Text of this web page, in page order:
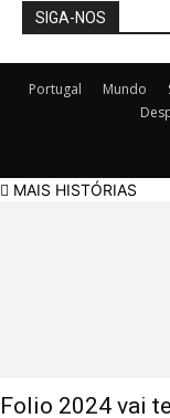
SIGA-NOS
Portugal Mundo
MAIS HISTÓRIAS
Folio 2024 vai